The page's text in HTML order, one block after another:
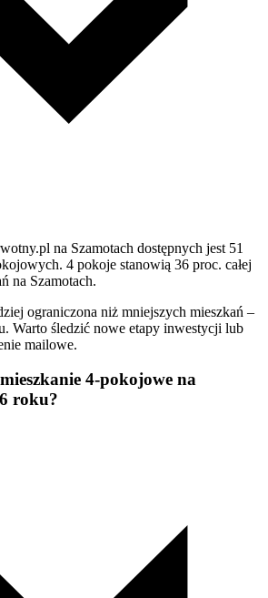
na Szamotach dostępnych jest 51
4 pokoje stanowią 36 proc. całej
na Szamotach.
ograniczona niż mniejszych mieszkań –
Warto śledzić nowe etapy inwestycji lub
mailowe.
4-pokojowe na
roku?